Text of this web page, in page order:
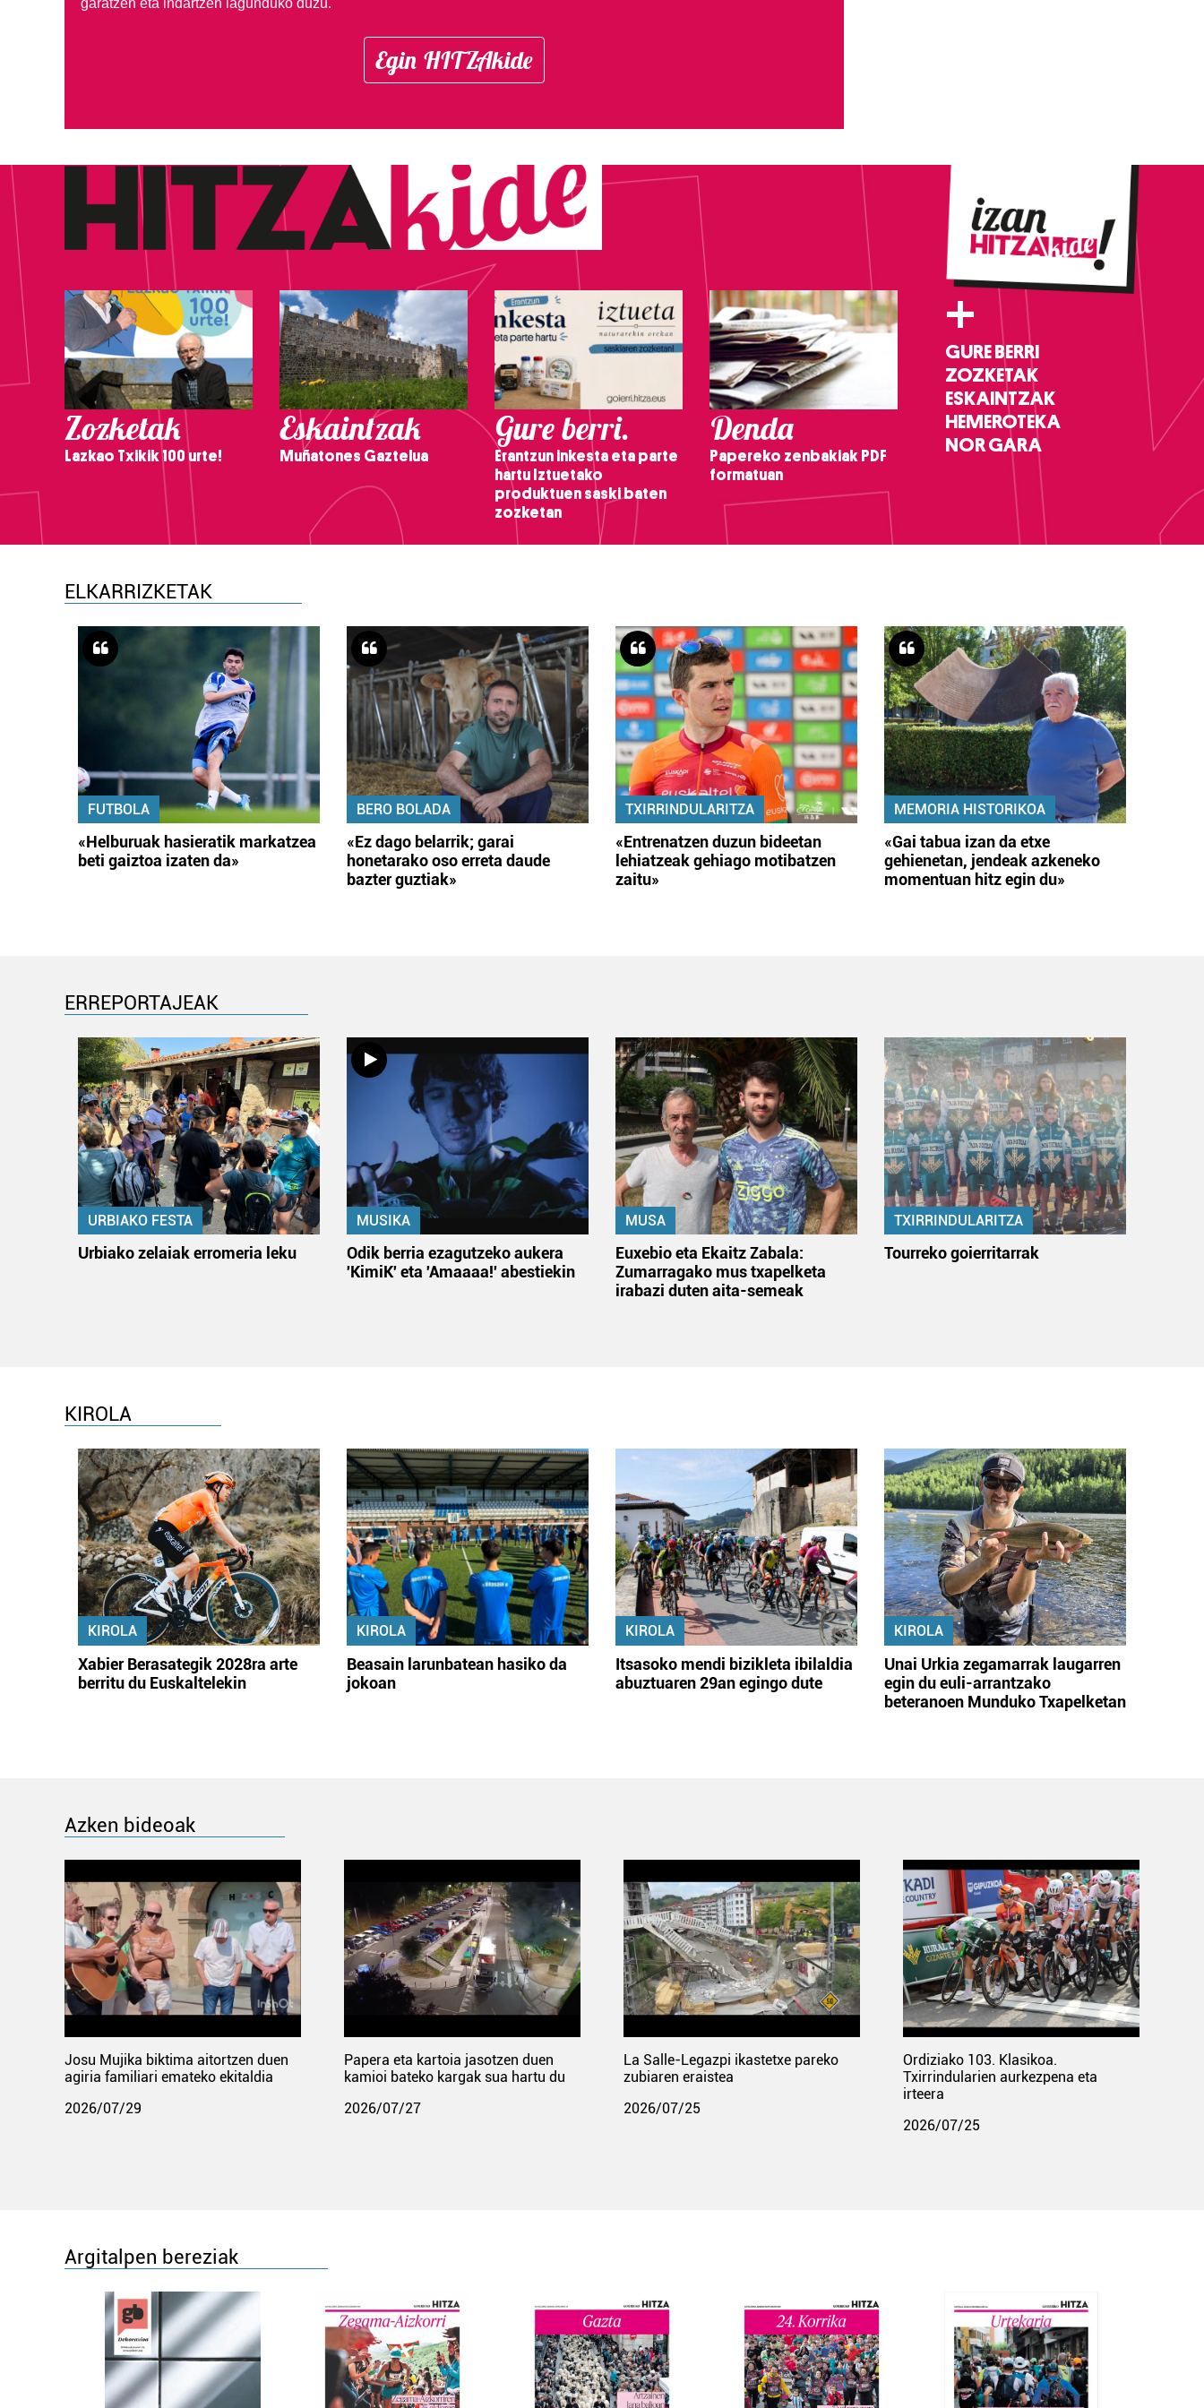
Egin HITZAkide
Zozketak
Lazkao Txikik 100 urte!
Eskaintzak
Muñatones Gaztelua
Gure berri.
Erantzun inkesta eta parte
hartu Iztuetako
produktuen saski baten
zozketan
Denda
Papereko zenbakiak PDF
formatuan
+
GURE BERRI
ZOZKETAK
ESKAINTZAK
HEMEROTEKA
NOR GARA
ELKARRIZKETAK
FUTBOLA
«Helburuak hasieratik markatzea
beti gaiztoa izaten da»
BERO BOLADA
«Ez dago belarrik; garai
honetarako oso erreta daude
bazter guztiak»
TXIRRINDULARITZA
«Entrenatzen duzun bideetan
lehiatzeak gehiago motibatzen
zaitu»
MEMORIA HISTORIKOA
«Gai tabua izan da etxe
gehienetan, jendeak azkeneko
momentuan hitz egin du»
ERREPORTAJEAK
URBIAKO FESTA
Urbiako zelaiak erromeria leku
MUSIKA
Odik berria ezagutzeko aukera
'KimiK' eta 'Amaaaa!' abestiekin
MUSA
Euxebio eta Ekaitz Zabala:
Zumarragako mus txapelketa
irabazi duten aita-semeak
TXIRRINDULARITZA
Tourreko goierritarrak
KIROLA
KIROLA
Xabier Berasategik 2028ra arte
berritu du Euskaltelekin
KIROLA
Beasain larunbatean hasiko da
jokoan
KIROLA
Itsasoko mendi bizikleta ibilaldia
abuztuaren 29an egingo dute
KIROLA
Unai Urkia zegamarrak laugarren
egin du euli-arrantzako
beteranoen Munduko Txapelketan
Azken bideoak
Josu Mujika biktima aitortzen duen
agiria familiari emateko ekitaldia
2026/07/29
Papera eta kartoia jasotzen duen
kamioi bateko kargak sua hartu du
2026/07/27
La Salle-Legazpi ikastetxe pareko
zubiaren eraistea
2026/07/25
Ordiziako 103. Klasikoa.
Txirrindularien aurkezpena eta
irteera
2026/07/25
Argitalpen bereziak